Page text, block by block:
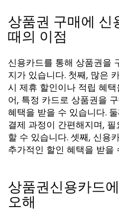
상품권 구매에 신
때의 이점
신용카드를 통해 상품권을
지가 있습니다. 첫째, 많은
시 제휴 할인이나 적립 혜
어, 특정 카드로 상품권을
혜택을 받을 수 있습니다.
결제 과정이 간편해지며,
할 수 있습니다. 셋째, 신용
추가적인 할인 혜택을 받을
상품권신용카드
오해